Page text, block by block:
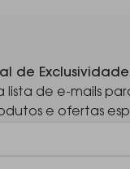
de
lista de e-mails
e ofertas